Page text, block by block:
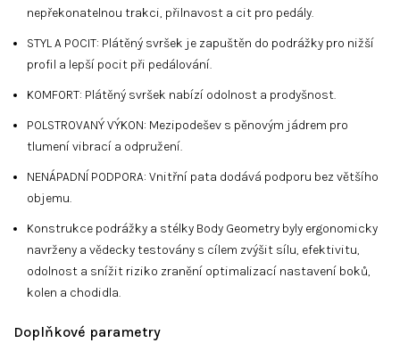
nepřekonatelnou trakci, přilnavost a cit pro pedály.
STYL A POCIT: Plátěný svršek je zapuštěn do podrážky pro nižší
profil a lepší pocit při pedálování.
KOMFORT: Plátěný svršek nabízí odolnost a prodyšnost.
POLSTROVANÝ VÝKON: Mezipodešev s pěnovým jádrem pro
tlumení vibrací a odpružení.
NENÁPADNÍ PODPORA: Vnitřní pata dodává podporu bez většího
objemu.
Konstrukce podrážky a stélky Body Geometry byly ergonomicky
navrženy a vědecky testovány s cílem zvýšit sílu, efektivitu,
odolnost a snížit riziko zranění optimalizací nastavení boků,
kolen a chodidla.
Doplňkové parametry